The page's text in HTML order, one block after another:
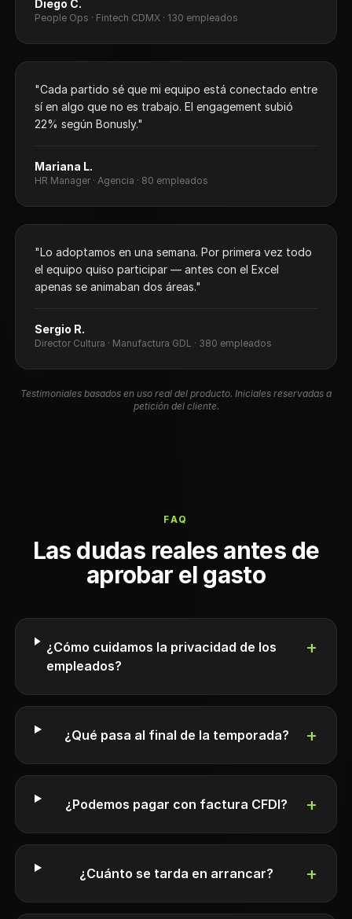
Diego C.
People Ops · Fintech CDMX · 130 empleados
"Cada partido sé que mi equipo está conectado entre
sí en algo que no es trabajo. El engagement subió
22% según Bonusly."
Mariana L.
HR Manager · Agencia · 80 empleados
"Lo adoptamos en una semana. Por primera vez todo
el equipo quiso participar — antes con el Excel
apenas se animaban dos áreas."
Sergio R.
Director Cultura · Manufactura GDL · 380 empleados
Testimoniales basados en uso real del producto. Iniciales reservadas a
petición del cliente.
FAQ
Las dudas reales antes de
aprobar el gasto
¿Cómo cuidamos la privacidad de los
empleados?
+
¿Qué pasa al final de la temporada? +
¿Podemos pagar con factura CFDI? +
¿Cuánto se tarda en arrancar? +